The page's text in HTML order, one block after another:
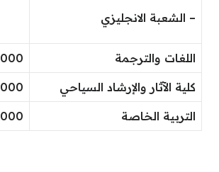
– الشعبة الانجليزي
اللغات والترجمة
كلية الآثار والإرشاد السياحي
التربية الخاصة